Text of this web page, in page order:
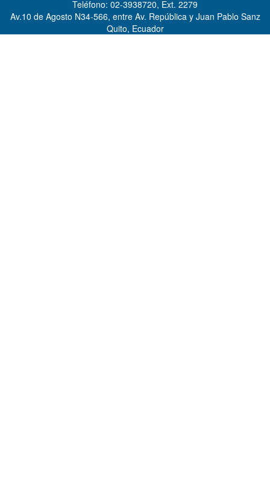
Teléfono: 02-3938720, Ext. 2279
Av.10 de Agosto N34-566, entre Av. República y Juan Pablo Sanz
Quito, Ecuador